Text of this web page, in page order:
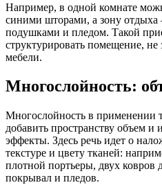
Например, в одной комнате
синими шторами, а зону
подушками и пледом. Такой
структурировать помещение, не
мебели.
Многослойность:
Многослойность в применении
добавить пространству объем и
эффекты. Здесь речь идет о
текстуре и цвету тканей:
плотной портьеры, двух ковров
покрывал и пледов.